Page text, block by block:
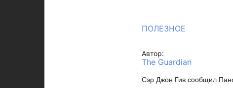
ПОЛЕЗНОЕ
Автор:
The Guardian
Сэр Джон Гив сообщил